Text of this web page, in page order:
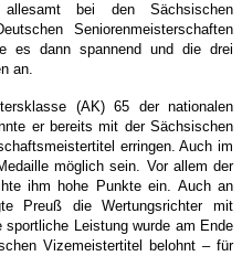
bei den Sächsischen
Seniorenmeisterschaften
es dann spannend und die drei
an.
(AK) 65 der nationalen
er bereits mit der Sächsischen
erringen. Auch im
möglich sein. Vor allem der
ihm hohe Punkte ein. Auch an
Preuß die Wertungsrichter mit
sportliche Leistung wurde am Ende
Vizemeistertitel belohnt – für